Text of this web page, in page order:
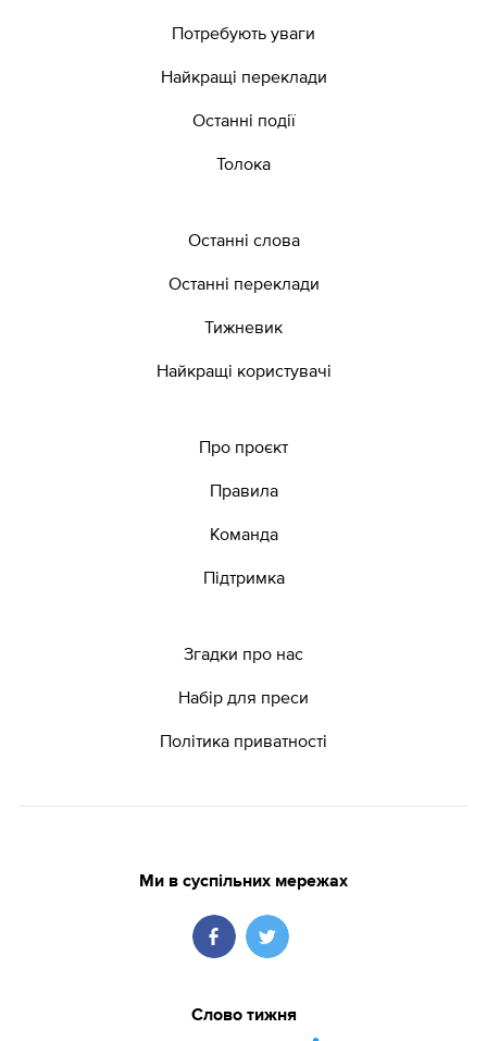
Потребують уваги
Найкращі переклади
Останні події
Толока
Останні слова
Останні переклади
Тижневик
Найкращі користувачі
Про проєкт
Правила
Команда
Підтримка
Згадки про нас
Набір для преси
Політика приватності
Ми в суспільних мережах
Слово тижня